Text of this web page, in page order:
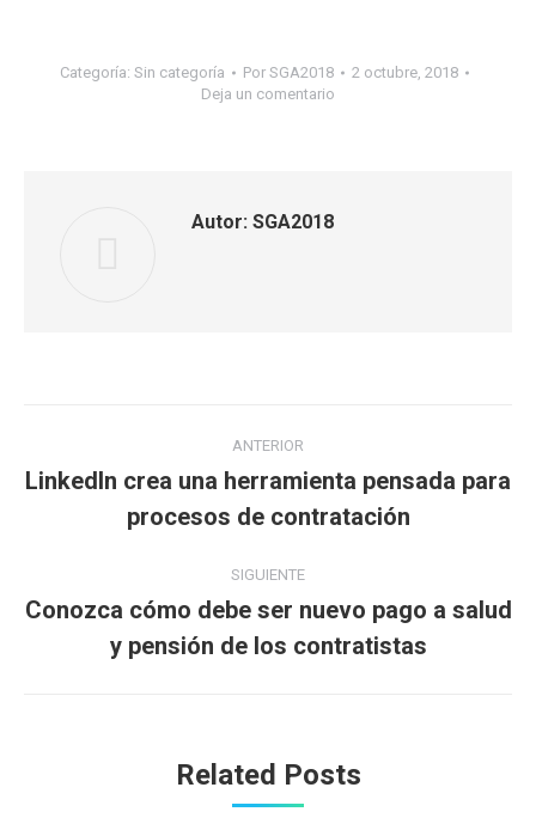
Categoría: Sin categoría Por SGA2018
2 octubre, 2018
Deja un comentario
Autor: SGA2018
Navegación
entre
publicaciones
ANTERIOR
Publicación
anterior:
LinkedIn crea una herramienta pensada para
procesos de contratación
SIGUIENTE
siguiente:
Conozca cómo debe ser nuevo pago a salud
y pensión de los contratistas
Related Posts